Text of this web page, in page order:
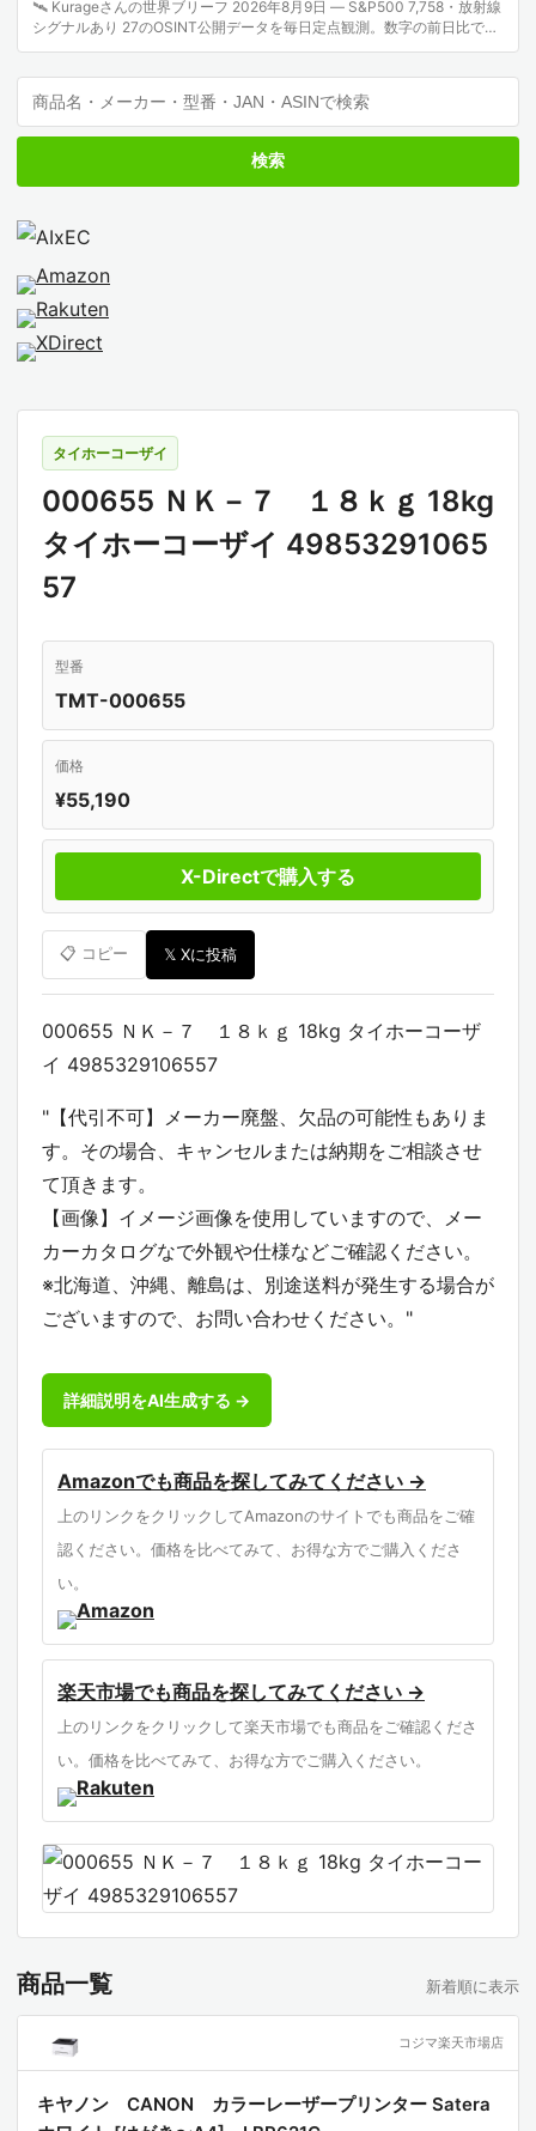
🛰️ Kurageさんの世界ブリーフ 2026年8月9日 — S&P500 7,758・放射線
シグナルあり 27のOSINT公開データを毎日定点観測。数字の前日比で世
界を読みま…
検索
タイホーコーザイ
000655 ＮＫ－７ １８ｋｇ 18kg
タイホーコーザイ 49853291065
57
型番
TMT-000655
価格
¥55,190
X-Directで購入する
📋 コピー 𝕏 Xに投稿
000655 ＮＫ－７ １８ｋｇ 18kg タイホーコーザ
イ 4985329106557
"【代引不可】メーカー廃盤、欠品の可能性もありま
す。その場合、キャンセルまたは納期をご相談させ
て頂きます。
【画像】イメージ画像を使用していますので、メー
カーカタログなで外観や仕様などご確認ください。
※北海道、沖縄、離島は、別途送料が発生する場合が
ございますので、お問い合わせください。"
詳細説明をAI生成する →
Amazonでも商品を探してみてください →
上のリンクをクリックしてAmazonのサイトでも商品をご確
認ください。価格を比べてみて、お得な方でご購入くださ
い。
楽天市場でも商品を探してみてください →
上のリンクをクリックして楽天市場でも商品をご確認くださ
い。価格を比べてみて、お得な方でご購入ください。
商品一覧 新着順に表示
コジマ楽天市場店
キヤノン CANON カラーレーザープリンター Satera